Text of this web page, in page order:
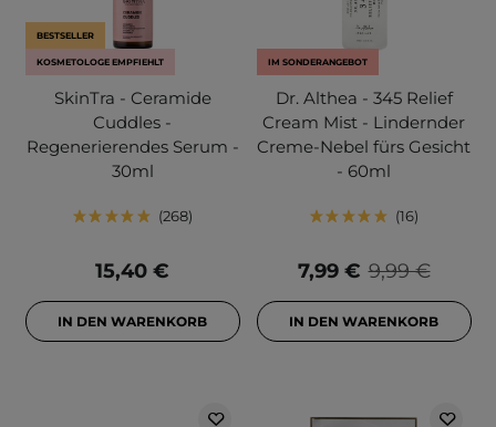
BESTSELLER
KOSMETOLOGE EMPFIEHLT
SkinTra - Ceramide
Cuddles -
Regenerierendes Serum -
30ml
268
15,40 €
IN DEN WARENKORB
IM SONDERANGEBOT
Dr. Althea - 345 Relief
Cream Mist - Lindernder
Creme-Nebel fürs Gesicht
- 60ml
16
9,99 €
7,99 €
IN DEN WARENKORB